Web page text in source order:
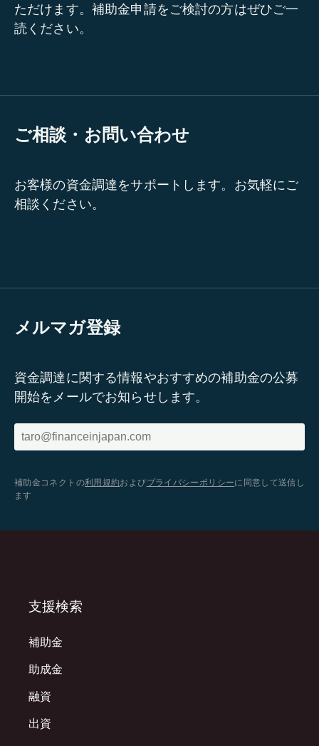
ただけます。補助金申請をご検討の方はぜひご一
読ください。
ご相談・お問い合わせ
お客様の資金調達をサポートします。お気軽にご
相談ください。
メルマガ登録
資金調達に関する情報やおすすめの補助金の公募
開始をメールでお知らせします。
補助金コネクトの利用規約およびプライバシーポリシーに同意して送信し
ます
支援検索
補助金
助成金
融資
出資